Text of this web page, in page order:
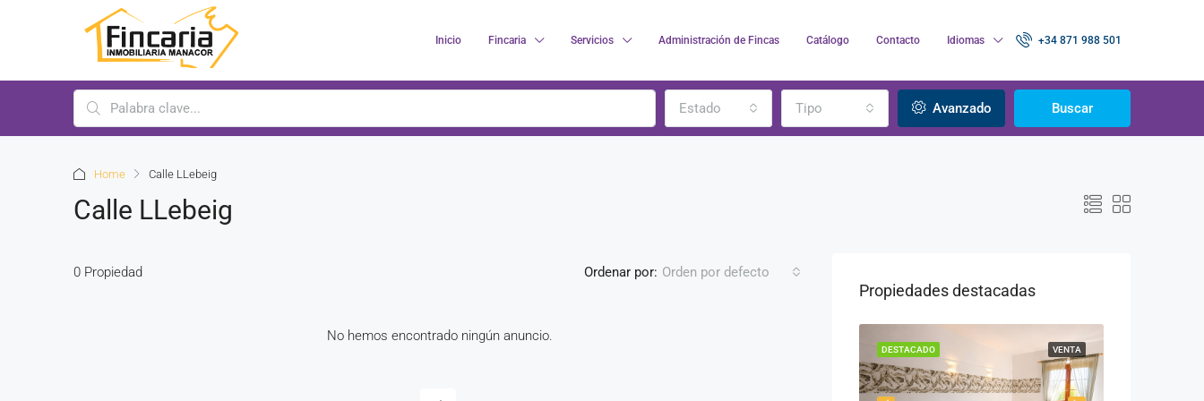
Inicio Fincaria Servicios Administración de Fincas Catálogo Contacto Idiomas +34 871 988 501
Estado Tipo Avanzado Buscar
Home Calle LLebeig
Calle LLebeig
0 Propiedad Ordenar por: Orden por defecto
No hemos encontrado ningún anuncio.
Propiedades destacadas
VENTA
DESTACADO